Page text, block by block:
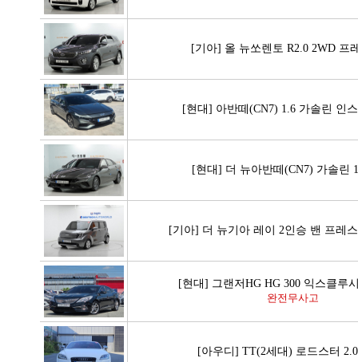
[기아] 올 뉴쏘렌토 R2.0 2WD 프
[현대] 아반떼(CN7) 1.6 가솔린 인
[현대] 더 뉴아반떼(CN7) 가솔린
[기아] 더 뉴기아 레이 2인승 밴 프레
[현대] 그랜저HG HG 300 익스클루
완전무사고
[아우디] TT(2세대) 로드스터